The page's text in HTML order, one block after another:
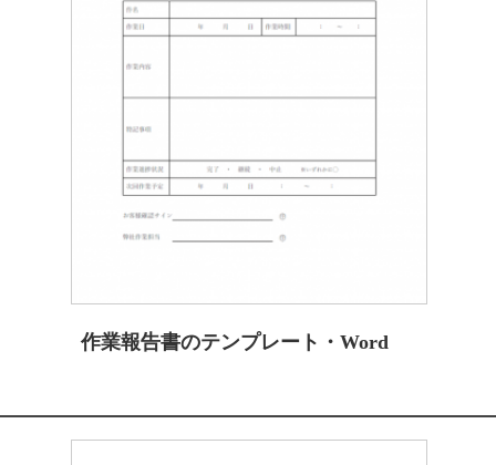
作業報告書のテンプレート・Word